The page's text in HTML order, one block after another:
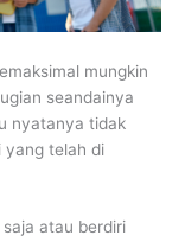
mungkin
seandainya
nyatanya tidak
yang telah di
atau berdiri